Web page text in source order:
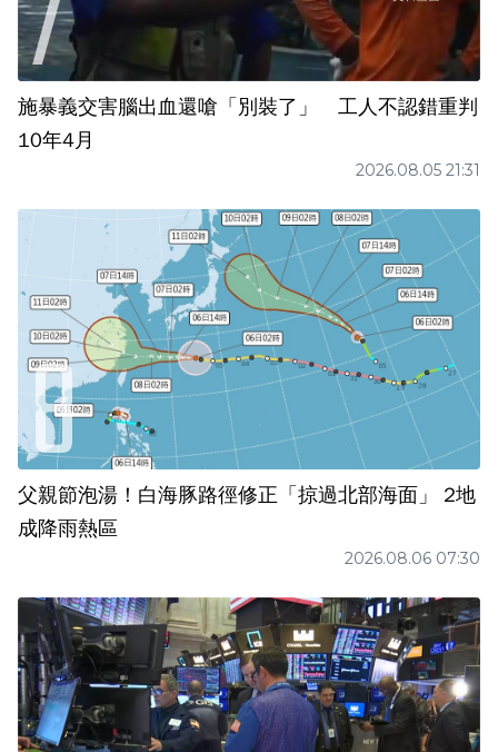
施暴義交害腦出血還嗆「別裝了」 工人不認錯重判
10年4月
2026.08.05 21:31
父親節泡湯！白海豚路徑修正「掠過北部海面」 2地
成降雨熱區
2026.08.06 07:30